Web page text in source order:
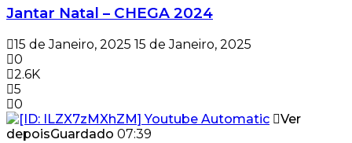
Jantar Natal – CHEGA 2024
15 de Janeiro, 2025 15 de Janeiro, 2025
0
2.6K
5
0
Ver
depoisGuardado 07:39